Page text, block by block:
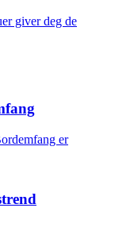
giver deg de
er